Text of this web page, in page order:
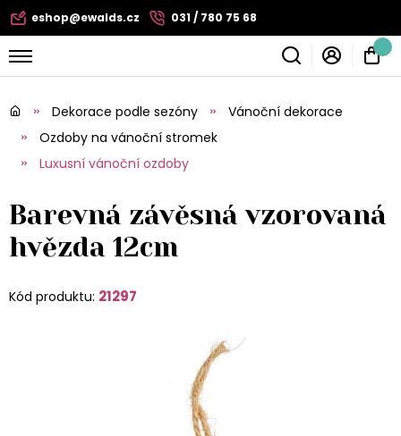
eshop@ewalds.cz 031 / 780 75 68
Dekorace podle sezóny
Vánoční dekorace
Ozdoby na vánoční stromek
Luxusní vánoční ozdoby
Barevná závěsná vzorovaná
hvězda 12cm
Kód produktu: 21297